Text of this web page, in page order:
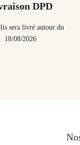
DPD
sera livré autour du
18/08/2026